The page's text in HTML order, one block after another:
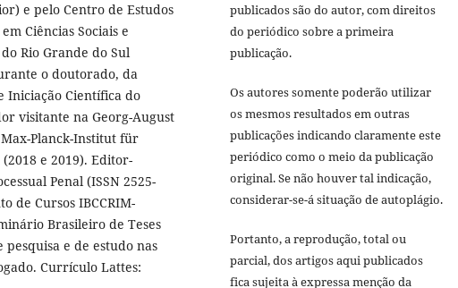
e pelo Centro de Estudos
Ciências Sociais e
Rio Grande do Sul
o doutorado, da
Iniciação Científica do
visitante na Georg-August
Planck-Institut für
e 2019). Editor-
Penal (ISSN 2525-
de Cursos IBCCRIM-
Brasileiro de Teses
e de estudo nas
Currículo Lattes:
publicados são do autor, com direitos
do periódico sobre a primeira
publicação.
Os autores somente poderão utilizar
os mesmos resultados em outras
publicações indicando claramente este
periódico como o meio da publicação
original. Se não houver tal indicação,
considerar-se-á situação de autoplágio.
Portanto, a reprodução, total ou
parcial, dos artigos aqui publicados
fica sujeita à expressa menção da